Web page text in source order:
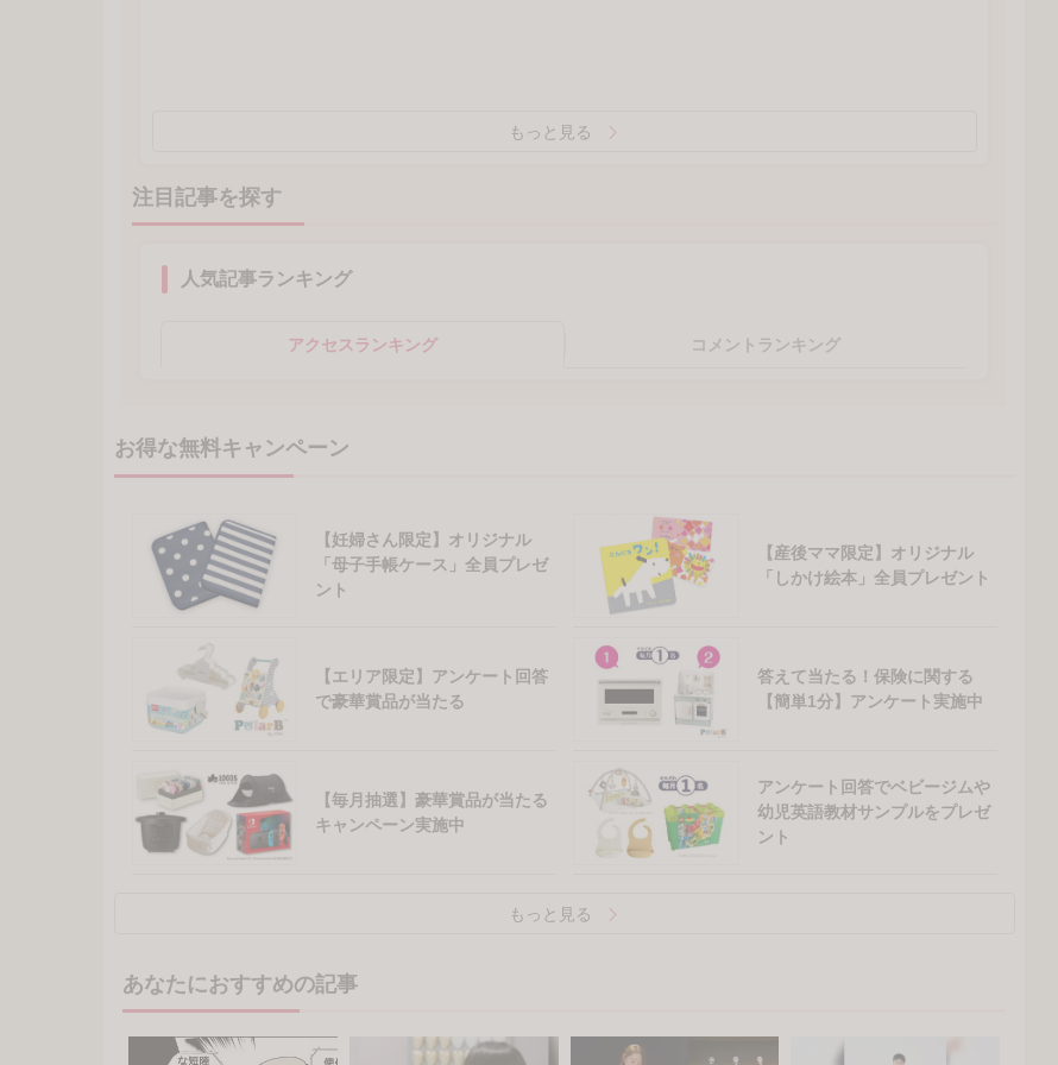
もっと見る
注目記事を探す
人気記事ランキング
アクセスランキング コメントランキング
お得な無料キャンペーン
【妊婦さん限定】オリジナル
「母子手帳ケース」全員プレゼ
ント
【産後ママ限定】オリジナル
「しかけ絵本」全員プレゼント
【エリア限定】アンケート回答
で豪華賞品が当たる
答えて当たる！保険に関する
【簡単1分】アンケート実施中
【毎月抽選】豪華賞品が当たる
キャンペーン実施中
アンケート回答でベビージムや
幼児英語教材サンプルをプレゼ
ント
もっと見る
あなたにおすすめの記事